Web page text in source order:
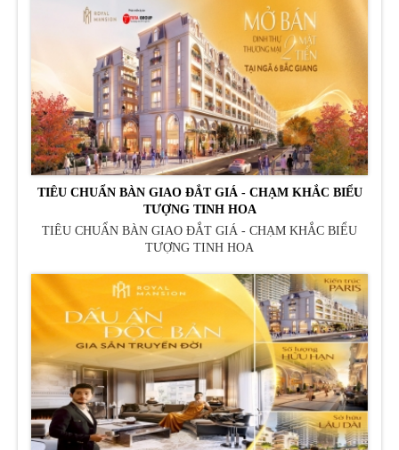
TIÊU CHUẨN BÀN GIAO ĐẮT GIÁ - CHẠM KHẮC BIỂU
TƯỢNG TINH HOA
TIÊU CHUẨN BÀN GIAO ĐẮT GIÁ - CHẠM KHẮC BIỂU
TƯỢNG TINH HOA